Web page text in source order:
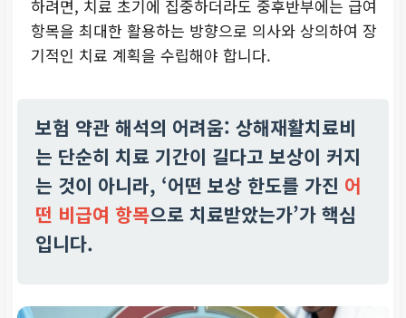
하려면, 치료 초기에 집중하더라도 중후반부에는 급여
항목을 최대한 활용하는 방향으로 의사와 상의하여 장
기적인 치료 계획을 수립해야 합니다.
보험 약관 해석의 어려움: 상해재활치료비
는 단순히 치료 기간이 길다고 보상이 커지
는 것이 아니라, ‘어떤 보상 한도를 가진 어
떤 비급여 항목으로 치료받았는가’가 핵심
입니다.